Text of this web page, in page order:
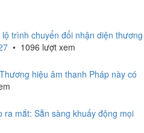
trình chuyển đổi nhận diện thương
• 1096 lượt xem
hiệu âm thanh Pháp này có
ra mắt: Sẵn sàng khuấy động mọi